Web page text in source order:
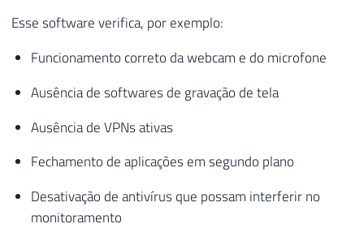
Esse software verifica, por exemplo:
Funcionamento correto da webcam e do microfone
Ausência de softwares de gravação de tela
Ausência de VPNs ativas
Fechamento de aplicações em segundo plano
Desativação de antivírus que possam interferir no
monitoramento